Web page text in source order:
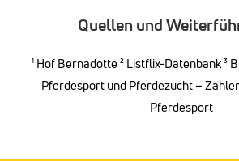
Quellen und
¹Hof Bernadotte² Listflix-Datenbank ³
Pferdesport und Pferdezucht –
Pferdesport